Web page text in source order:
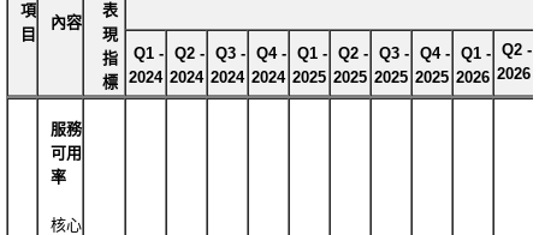
項
目
內容
表
現
指
標
Q1 -
2024
Q2 -
2024
Q3 -
2024
Q4 -
2024
Q1 -
2025
Q2 -
2025
Q3 -
2025
Q4 -
2025
Q1 -
2026
Q2 -
2026
服務
可用
率
核心